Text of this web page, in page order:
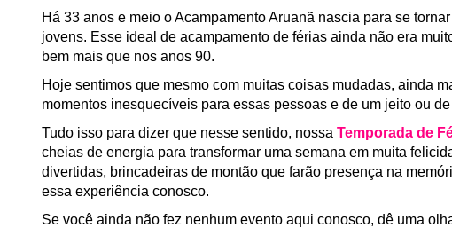
Há 33 anos e meio o Acampamento Aruanã nascia para se
jovens. Esse ideal de acampamento de férias ainda não era
bem mais que nos anos 90.
Hoje sentimos que mesmo com muitas coisas mudadas, ainda
momentos inesquecíveis para essas pessoas e de um jeito ou
Tudo isso para dizer que nesse sentido, nossa Temporada de
cheias de energia para transformar uma semana em muita
divertidas, brincadeiras de montão que farão presença na
essa experiência conosco.
Se você ainda não fez nenhum evento aqui conosco, dê uma